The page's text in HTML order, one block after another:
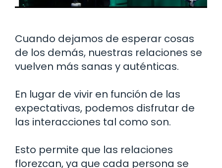
Cuando dejamos de esperar cosas
de los demás, nuestras relaciones se
vuelven más sanas y auténticas.
En lugar de vivir en función de las
expectativas, podemos disfrutar de
las interacciones tal como son.
Esto permite que las relaciones
florezcan, ya que cada persona se